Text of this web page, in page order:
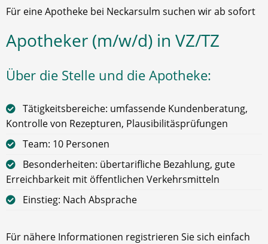
Für eine Apotheke bei Neckarsulm suchen wir ab sofort
Apotheker (m/w/d) in VZ/TZ
Über die Stelle und die Apotheke:
Tätigkeitsbereiche: umfassende Kundenberatung,
Kontrolle von Rezepturen, Plausibilitäsprüfungen
Team: 10 Personen
Besonderheiten: übertarifliche Bezahlung, gute
Erreichbarkeit mit öffentlichen Verkehrsmitteln
Einstieg: Nach Absprache
Für nähere Informationen registrieren Sie sich einfach